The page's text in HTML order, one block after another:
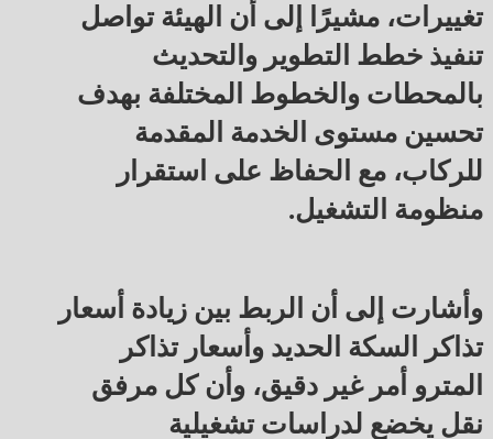
تغييرات، مشيرًا إلى أن الهيئة تواصل
تنفيذ خطط التطوير والتحديث
بالمحطات والخطوط المختلفة بهدف
تحسين مستوى الخدمة المقدمة
للركاب، مع الحفاظ على استقرار
منظومة التشغيل.
وأشارت إلى أن الربط بين زيادة أسعار
تذاكر السكة الحديد وأسعار تذاكر
المترو أمر غير دقيق، وأن كل مرفق
نقل يخضع لدراسات تشغيلية